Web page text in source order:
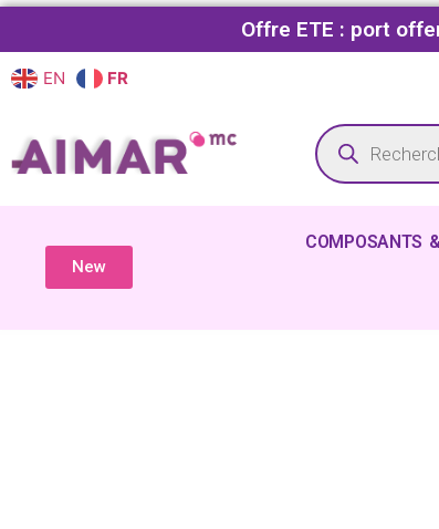
Offre ETE : port
EN FR
New
COMPOSANTS